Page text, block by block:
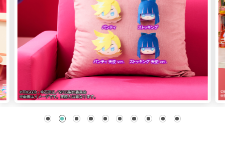
E
PRODUCT
NEWS